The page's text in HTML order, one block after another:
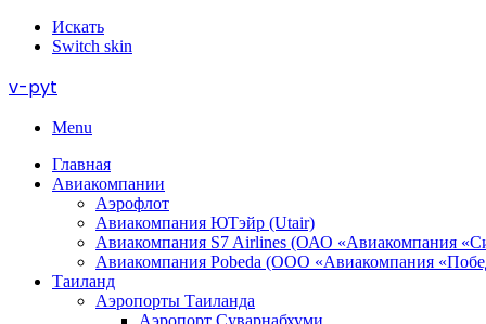
Искать
Switch skin
v-pyt
Menu
Главная
Авиакомпании
Аэрофлот
Авиакомпания ЮТэйр (Utair)
Авиакомпания S7 Airlines (ОАО «Авиакомпания
Авиакомпания Pobeda (ООО «Авиакомпания
Таиланд
Аэропорты Таиланда
Аэропорт Суварнабхуми